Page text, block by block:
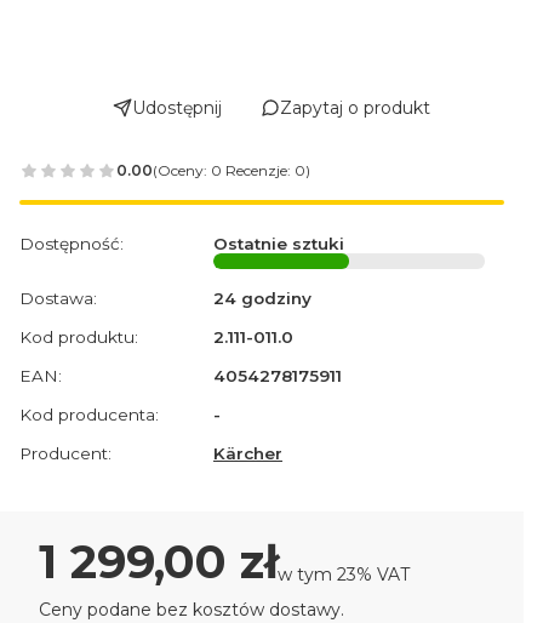
Udostępnij Zapytaj o produkt
0.00(Oceny: 0 Recenzje: 0)
Dostępność: Ostatnie sztuki
Dostawa:
24 godziny
Kod produktu:
2.111-011.0
EAN:
4054278175911
Kod producenta:
-
Producent:
Kärcher
Cena
1 299,00 złw tym 23% VAT
w tym 23% VAT
Ceny podane bez kosztów dostawy.